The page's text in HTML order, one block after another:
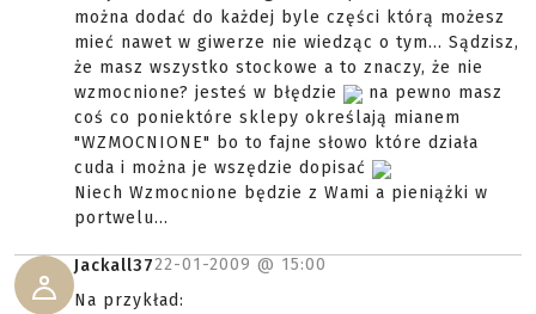
można dodać do każdej byle części którą możesz
mieć nawet w giwerze nie wiedząc o tym... Sądzisz,
że masz wszystko stockowe a to znaczy, że nie
wzmocnione? jesteś w błędzie
na pewno masz
coś co poniektóre sklepy określają mianem
"WZMOCNIONE" bo to fajne słowo które działa
cuda i można je wszędzie dopisać
Niech Wzmocnione będzie z Wami a pieniążki w
portwelu...
Jackall3722-01-2009 @ 15:00
Na przykład: